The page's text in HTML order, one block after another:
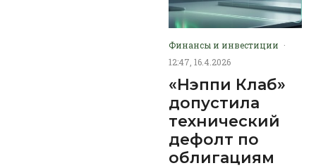
Финансы и инвестиции ·
12:47, 16.4.2026
«Нэппи Клаб»
допустила
технический
дефолт по
облигациям